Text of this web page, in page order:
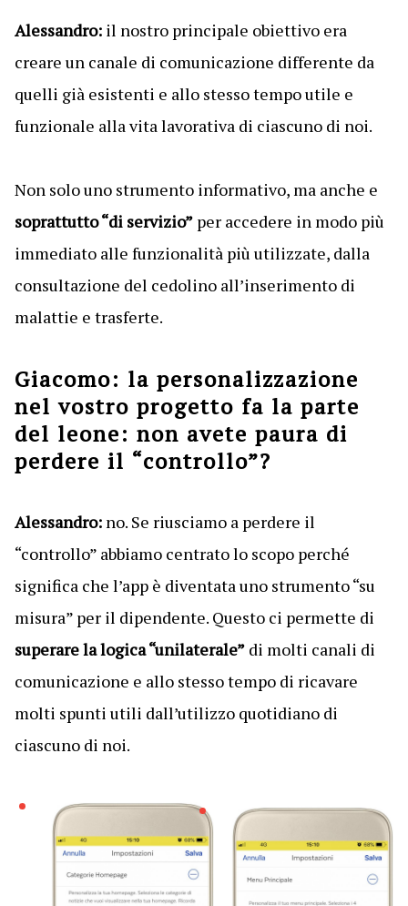
Alessandro:il nostro principale obiettivo era
creare un canale di comunicazione differente da
quelli già esistenti e allo stesso tempo utile e
funzionale alla vita lavorativa di ciascuno di noi.
Non solo uno strumento informativo, ma anche e
soprattutto “di servizio”per accedere in modo più
immediato alle funzionalità più utilizzate, dalla
consultazione del cedolino all’inserimento di
malattie e trasferte.
Giacomo: la personalizzazione
nel vostro progetto fa la parte
del leone: non avete paura di
perdere il “controllo”?
Alessandro:no. Se riusciamo a perdere il
“controllo” abbiamo centrato lo scopo perché
significa che l’app è diventata uno strumento “su
misura” per il dipendente. Questo ci permette di
superare la logica “unilaterale”di molti canali di
comunicazione e allo stesso tempo di ricavare
molti spunti utili dall’utilizzo quotidiano di
ciascuno di noi.